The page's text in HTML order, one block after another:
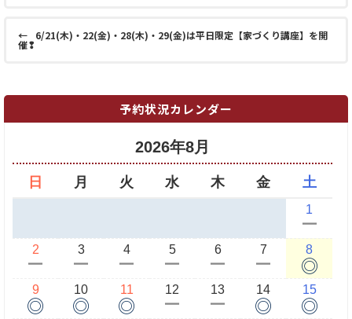
← 6/21(木)・22(金)・28(木)・29(金)は平日限定【家づくり講座】を開
催❢
予約状況カレンダー
2026年8月
日 月 火 水 木 金 土
1
ー
2
ー
3
ー
4
ー
5
ー
6
ー
7
ー
8
◎
9
◎
10
◎
11
◎
12
ー
13
ー
14
◎
15
◎